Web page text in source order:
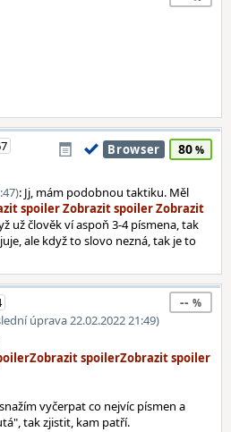
Browser 80
: Jj, mám podobnou taktiku. Měl
už člověk ví aspoň 3-4 písmena, tak
ale když to slovo nezná, tak je to
úprava 22.02.2022 21:49)
--
vyčerpat co nejvíc písmen a
tak zjistit, kam patří.